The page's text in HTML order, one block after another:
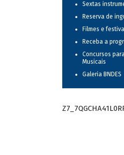
Sextas
Reserva de
Filmes e
Receba a
Concursos
Musicais
Galeria BNDES